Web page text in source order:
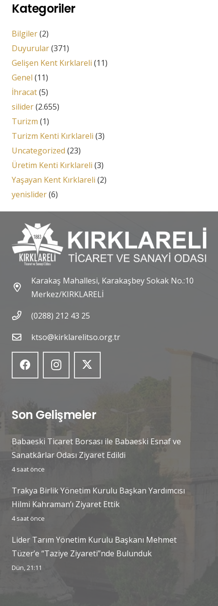
Kategoriler
Bilgiler(2)
Duyurular(371)
Gelişen Kent Kırklareli (11)
Genel (11)
İhracat(5)
silider(2.655)
Turizm (1)
Turizm Kenti Kırklareli (3)
Uncategorized (23)
Üretim Kenti Kırklareli (3)
Yaşayan Kent Kırklareli (2)
yenislider(6)
Karakaş Mahallesi, Karakaşbey Sokak No.:10
Merkez/KIRKLARELİ
(0288) 212 43 25
ktso@kirklarelitso.org.tr
Son Gelişmeler
Babaeski Ticaret Borsası ile Babaeski Esnaf ve
Sanatkârlar Odası Ziyaret Edildi
4 saat önce
Trakya Birlik Yönetim Kurulu Başkan Yardımcısı
Hilmi Kahraman’ı Ziyaret Ettik
4 saat önce
Lider Tarım Yönetim Kurulu Başkanı Mehmet
Tüzer’e “Taziye Ziyareti”nde Bulunduk
Dün, 21:11